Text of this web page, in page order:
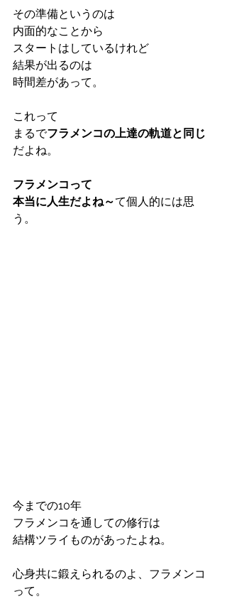
その準備というのは
内面的なことから
スタートはしているけれど
結果が出るのは
時間差があって。
これって
まるでフラメンコの上達の軌道と同じ
だよね。
フラメンコって
本当に人生だよね～て個人的には思
う。
今までの10年
フラメンコを通しての修行は
結構ツライものがあったよね。
心身共に鍛えられるのよ、フラメンコ
って。